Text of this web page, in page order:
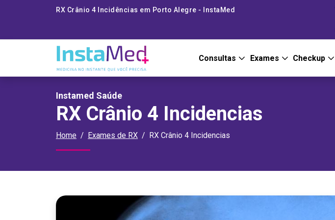
RX Crânio 4 Incidências em Porto Alegre - InstaMed
Consultas Exames Checkup
Instamed Saúde
RX Crânio 4 Incidencias
Home Exames de RX RX Crânio 4 Incidencias